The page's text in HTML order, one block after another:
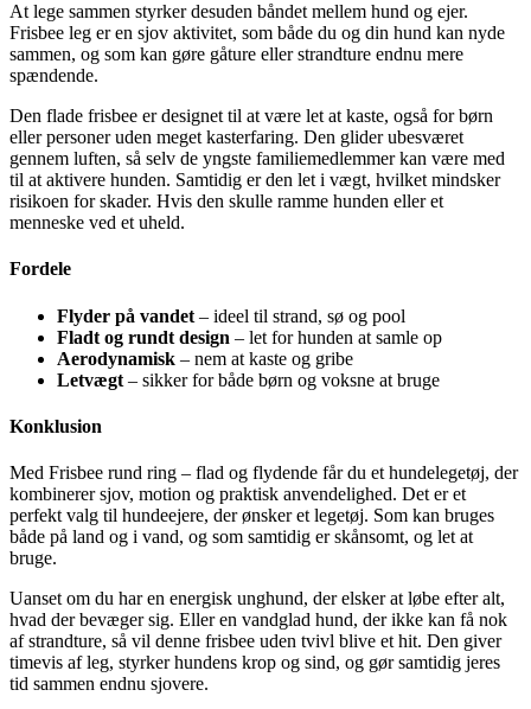
At lege sammen styrker desuden båndet mellem hund og ejer.
Frisbee leg er en sjov aktivitet, som både du og din hund kan nyde
sammen, og som kan gøre gåture eller strandture endnu mere
spændende.
Den flade frisbee er designet til at være let at kaste, også for børn
eller personer uden meget kasterfaring. Den glider ubesværet
gennem luften, så selv de yngste familiemedlemmer kan være med
til at aktivere hunden. Samtidig er den let i vægt, hvilket mindsker
risikoen for skader. Hvis den skulle ramme hunden eller et
menneske ved et uheld.
Fordele
Flyder på vandet – ideel til strand, sø og pool
Fladt og rundt design – let for hunden at samle op
Aerodynamisk – nem at kaste og gribe
Letvægt – sikker for både børn og voksne at bruge
Konklusion
Med Frisbee rund ring – flad og flydende får du et hundelegetøj, der
kombinerer sjov, motion og praktisk anvendelighed. Det er et
perfekt valg til hundeejere, der ønsker et legetøj. Som kan bruges
både på land og i vand, og som samtidig er skånsomt, og let at
bruge.
Uanset om du har en energisk unghund, der elsker at løbe efter alt,
hvad der bevæger sig. Eller en vandglad hund, der ikke kan få nok
af strandture, så vil denne frisbee uden tvivl blive et hit. Den giver
timevis af leg, styrker hundens krop og sind, og gør samtidig jeres
tid sammen endnu sjovere.